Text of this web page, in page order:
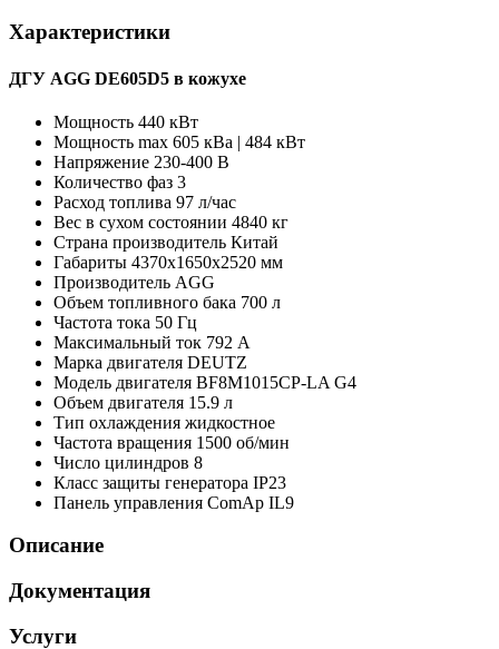
Характеристики
ДГУ AGG DE605D5 в кожухе
Мощность 440 кВт
Мощность max 605 кВа | 484 кВт
Напряжение 230-400 В
Количество фаз 3
Расход топлива 97 л/час
Вес в сухом состоянии 4840 кг
Страна производитель Китай
Габариты 4370x1650x2520 мм
Производитель AGG
Объем топливного бака 700 л
Частота тока 50 Гц
Максимальный ток 792 А
Марка двигателя DEUTZ
Модель двигателя BF8M1015CP-LA G4
Объем двигателя 15.9 л
Тип охлаждения жидкостное
Частота вращения 1500 об/мин
Число цилиндров 8
Класс защиты генератора IP23
Панель управления ComAp IL9
Описание
Документация
Услуги